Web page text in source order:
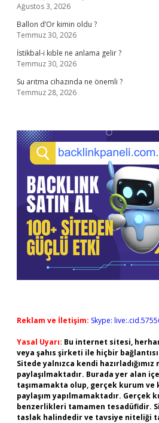
Ağustos 3, 2026
Ballon d’Or kimin oldu ?
Temmuz 30, 2026
İstikbal-i kıble ne anlama gelir ?
Temmuz 30, 2026
Su arıtma cihazında ne önemli ?
Temmuz 28, 2026
Reklam ve İletişim: Skype:
Yasal Uyarı: Bu internet sitesi,
veya şahıs şirketi ile hiçbir
Sitede yalnızca kendi
paylaşılmaktadır. Burada yer alan
taşımamakta olup, gerçek kurum ve
paylaşım yapılmamaktadır. Gerçek
benzerlikleri tamamen tesadüfidir.
taslak halindedir ve tavsiye niteliği